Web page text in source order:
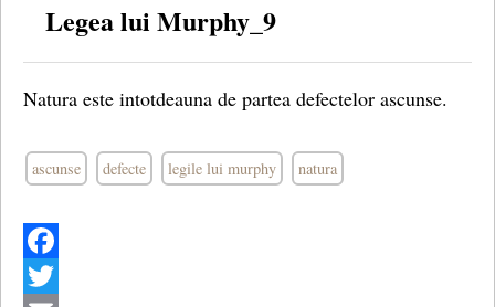
Legea lui Murphy_9
Natura este intotdeauna de partea defectelor ascunse.
ascunse defecte legile lui murphy natura
Facebook